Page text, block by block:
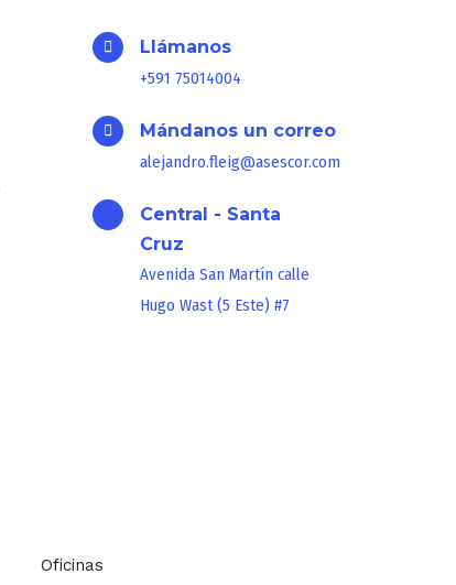
+591 75014004
Llámanos
alejandro.fleig@asescor.com
Mándanos un correo
Avenida San Martín calle
Hugo Wast (5 Este) #7
Central - Santa
Cruz
Oficinas